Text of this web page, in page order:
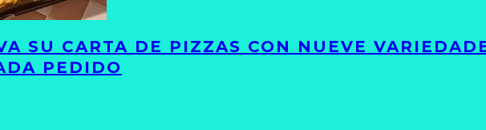
SU CARTA DE PIZZAS CON NUEVE
PEDIDO